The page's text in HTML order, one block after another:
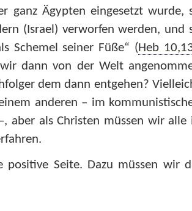
ganz Ägypten eingesetzt wurde,
(Israel) verworfen werden, und
Schemel seiner Füße“ (Heb
dann von der Welt
dem dann entgehen?
anderen – im
aber als Christen müssen wir alle
positive Seite. Dazu müssen wir